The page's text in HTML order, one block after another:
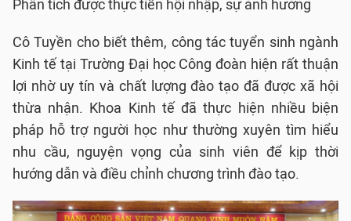
Phân tích được thực tiễn hội nhập, sự ảnh hưởng
Cô Tuyền cho biết thêm, công tác tuyển sinh ngành
Kinh tế tại Trường Đại học Công đoàn hiện rất thuận
lợi nhờ uy tín và chất lượng đào tạo đã được xã hội
thừa nhận. Khoa Kinh tế đã thực hiện nhiều biện
pháp hỗ trợ người học như thường xuyên tìm hiểu
nhu cầu, nguyện vọng của sinh viên để kịp thời
hướng dẫn và điều chỉnh chương trình đào tạo.